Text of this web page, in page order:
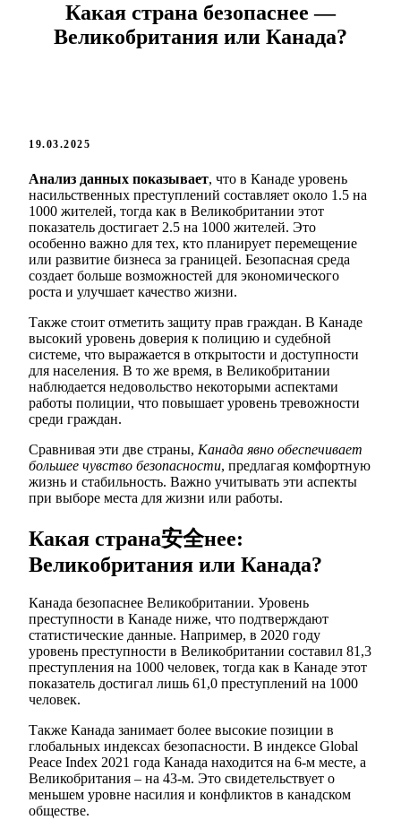
Какая страна безопаснее —
Великобритания или Канада?
19.03.2025
Анализ данных показывает, что в Канаде уровень
насильственных преступлений составляет около 1.5 на
1000 жителей, тогда как в Великобритании этот
показатель достигает 2.5 на 1000 жителей. Это
особенно важно для тех, кто планирует перемещение
или развитие бизнеса за границей. Безопасная среда
создает больше возможностей для экономического
роста и улучшает качество жизни.
Также стоит отметить защиту прав граждан. В Канаде
высокий уровень доверия к полицию и судебной
системе, что выражается в открытости и доступности
для населения. В то же время, в Великобритании
наблюдается недовольство некоторыми аспектами
работы полиции, что повышает уровень тревожности
среди граждан.
Сравнивая эти две страны, Канада явно обеспечивает
большее чувство безопасности, предлагая комфортную
жизнь и стабильность. Важно учитывать эти аспекты
при выборе места для жизни или работы.
Какая страна安全нее:
Великобритания или Канада?
Канада безопаснее Великобритании. Уровень
преступности в Канаде ниже, что подтверждают
статистические данные. Например, в 2020 году
уровень преступности в Великобритании составил 81,3
преступления на 1000 человек, тогда как в Канаде этот
показатель достигал лишь 61,0 преступлений на 1000
человек.
Также Канада занимает более высокие позиции в
глобальных индексах безопасности. В индексе Global
Peace Index 2021 года Канада находится на 6-м месте, а
Великобритания – на 43-м. Это свидетельствует о
меньшем уровне насилия и конфликтов в канадском
обществе.